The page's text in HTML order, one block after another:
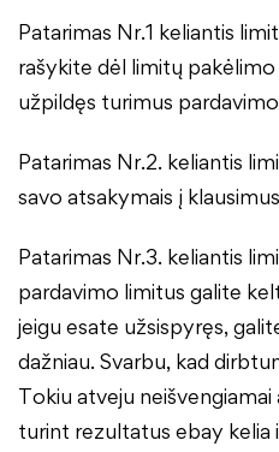
Patarimas Nr.1 keliantis
rašykite dėl limitų pakėlimo
užpildęs turimus
Patarimas Nr.2. keliantis
savo atsakymais į
Patarimas Nr.3. keliantis
pardavimo limitus galite
jeigu esate užsispyręs,
dažniau. Svarbu, kad
Tokiu atveju
turint rezultatus ebay kelia